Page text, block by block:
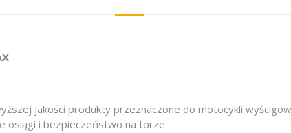
jakości produkty przeznaczone do motocykli
osiągi i bezpieczeństwo na torze.